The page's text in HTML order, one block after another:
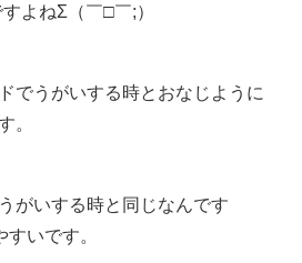
すよねΣ（￣□￣;）
でうがいする時とおなじように
。
がいする時と同じなんです
すいです。